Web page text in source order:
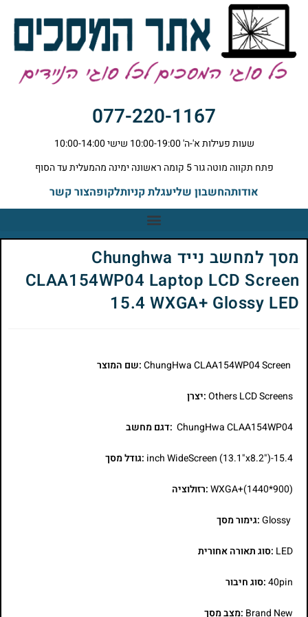
077-220-1167
שעות פעילות א'-ה' 10:00-19:00 שישי 10:00-14:00
פתח תקווה מוטה גור 5 קומה ראשונה ימינה מהמעלית עד הסוף
אודותהחשבון שליעגלת קניותלקופהצור קשר
מסך למחשב נייד Chunghwa
CLAA154WP04 Laptop LCD Screen
15.4 WXGA+ Glossy LED
:שם המוצר
Others LCD Screens:יצרן
ChungHwa CLAA154WP04 :דגם מחשב
15.4-inch WideScreen (13.1"x8.2") :גודל מסך
WXGA+(1440*900):רזולוציה
Glossy:גימור מסך
LED :סוג תאורה אחורית
40pin:סוג חיבור
Brand New :מצב מסך